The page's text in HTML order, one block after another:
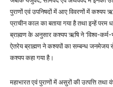
पुराणों एवं उपनिषदों में आए विवरणों में कश्यप
प्राचीन काल का बताया गया है तथा इन्हें परम
ब्राह्मण के अनुसार कश्यप ऋषि ने ‘विश्व-
ऐतरेय ब्राह्मण ने कश्यपों का सम्बन्ध जनमेजय
कश्यप कहा गया है।
महाभारत एवं पुराणों में असुरों की उत्पत्ति तथा